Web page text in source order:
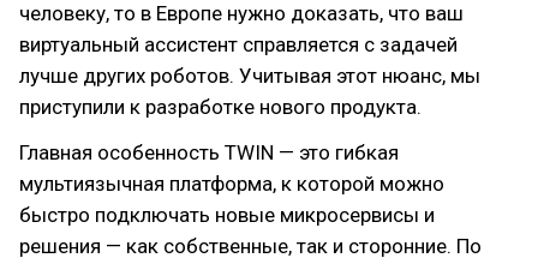
человеку, то в Европе нужно доказать, что ваш
виртуальный ассистент справляется с задачей
лучше других роботов. Учитывая этот нюанс, мы
приступили к разработке нового продукта.
Главная особенность TWIN — это гибкая
мультиязычная платформа, к которой можно
быстро подключать новые микросервисы и
решения — как собственные, так и сторонние. По